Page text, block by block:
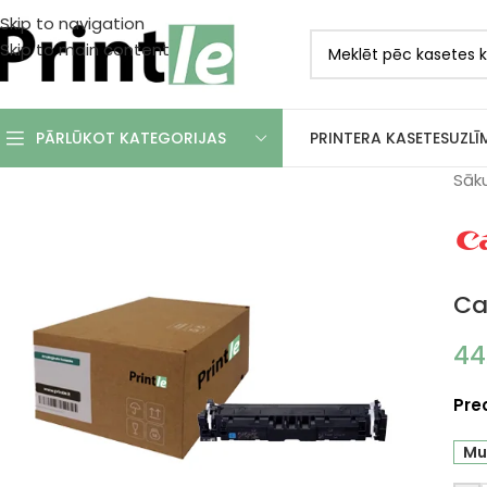
Skip to navigation
Skip to main content
PĀRLŪKOT KATEGORIJAS PRINTERA KASETES